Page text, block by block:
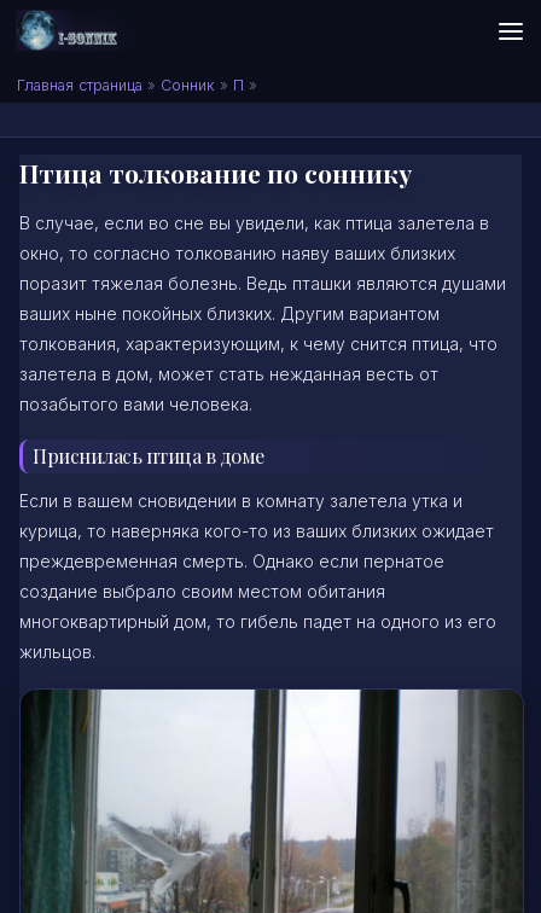
Skip to content
Сонник I-SONNIK.COM
Главная страница » Сонник » П »
Птица толкование по соннику
В случае, если во сне вы увидели, как птица залетела в
окно, то согласно толкованию наяву ваших близких
поразит тяжелая болезнь. Ведь пташки являются душами
ваших ныне покойных близких. Другим вариантом
толкования, характеризующим, к чему снится птица, что
залетела в дом, может стать нежданная весть от
позабытого вами человека.
Приснилась птица в доме
Если в вашем сновидении в комнату залетела утка и
курица, то наверняка кого-то из ваших близких ожидает
преждевременная смерть. Однако если пернатое
создание выбрало своим местом обитания
многоквартирный дом, то гибель падет на одного из его
жильцов.